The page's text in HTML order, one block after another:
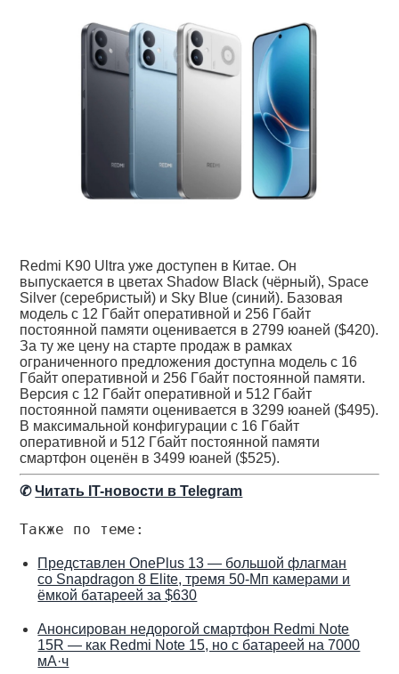
Redmi K90 Ultra уже доступен в Китае. Он
выпускается в цветах Shadow Black (чёрный), Space
Silver (серебристый) и Sky Blue (синий). Базовая
модель с 12 Гбайт оперативной и 256 Гбайт
постоянной памяти оценивается в 2799 юаней ($420).
За ту же цену на старте продаж в рамках
ограниченного предложения доступна модель с 16
Гбайт оперативной и 256 Гбайт постоянной памяти.
Версия с 12 Гбайт оперативной и 512 Гбайт
постоянной памяти оценивается в 3299 юаней ($495).
В максимальной конфигурации с 16 Гбайт
оперативной и 512 Гбайт постоянной памяти
смартфон оценён в 3499 юаней ($525).
✆Читать IT-новости в Telegram
Также по теме:
Представлен OnePlus 13 — большой флагман
со Snapdragon 8 Elite, тремя 50-Мп камерами и
ёмкой батареей за $630
Анонсирован недорогой смартфон Redmi Note
15R — как Redmi Note 15, но с батареей на 7000
мА·ч